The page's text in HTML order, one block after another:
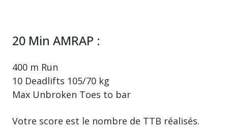
20 Min AMRAP :
400 m Run
10 Deadlifts 105/70 kg
Max Unbroken Toes to bar
Votre score est le nombre de TTB réalisés.